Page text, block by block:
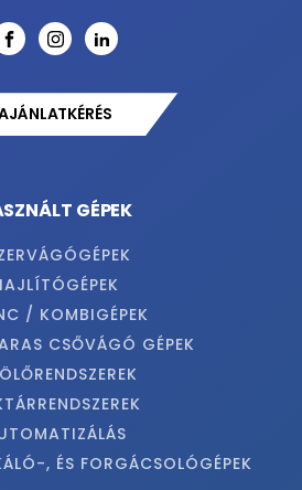
GÉPEK
/ KOMBIGÉPEK
CSŐVÁGÓ GÉPEK
, ÉS FORGÁCSOLÓGÉPEK